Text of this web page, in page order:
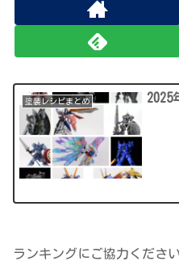
塗装レシピまとめ 2025
ランキングにご協力ください